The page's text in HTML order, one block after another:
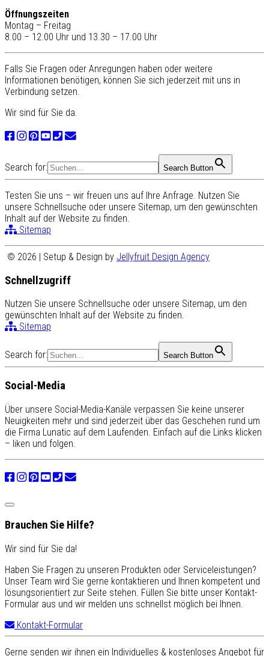
Öffnungszeiten
Montag – Freitag
8.00 – 12.00 Uhr und 13.30 – 17.00 Uhr
Falls Sie Fragen oder Anregungen haben oder weitere
Informationen benötigen, können Sie sich jederzeit mit uns in
Verbindung setzen.
Wir sind für Sie da.
Search for: Search Button
Testen Sie uns – wir freuen uns auf Ihre Anfrage. Nutzen Sie
unsere Schnellsuche oder unsere Sitemap, um den gewünschten
Inhalt auf der Website zu finden.
Sitemap
© 2026 | Setup & Design by Jellyfruit Design Agency
Schnellzugriff
Nutzen Sie unsere Schnellsuche oder unsere Sitemap, um den
gewünschten Inhalt auf der Website zu finden.
Sitemap
Search for: Search Button
Social-Media
Über unsere Social-Media-Kanäle verpassen Sie keine unserer
Neuigkeiten mehr und sind jederzeit über das Geschehen rund um
die Firma Lunatic auf dem Laufenden. Einfach auf die Links klicken
– liken und folgen.
Brauchen Sie Hilfe?
Wir sind für Sie da!
Haben Sie Fragen zu unseren Produkten oder Serviceleistungen?
Unser Team wird Sie gerne kontaktieren und Ihnen kompetent und
lösungsorientiert zur Seite stehen. Füllen Sie bitte unser Kontakt-
Formular aus und wir melden uns schnellst möglich bei Ihnen.
Kontakt-Formular
Gerne senden wir ihnen ein Individuelles & kostenloses Angebot für